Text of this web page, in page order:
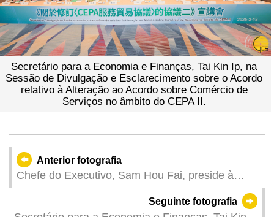
Secretário para a Economia e Finanças, Tai Kin Ip, na
Sessão de Divulgação e Esclarecimento sobre o Acordo
relativo à Alteração ao Acordo sobre Comércio de
Serviços no âmbito do CEPA II.
Anterior fotografia
Chefe do Executivo, Sam Hou Fai, preside à
primeira reunião plenária de 2025 do Conselho
para o Desenvolvimento Económico.
Seguinte fotografia